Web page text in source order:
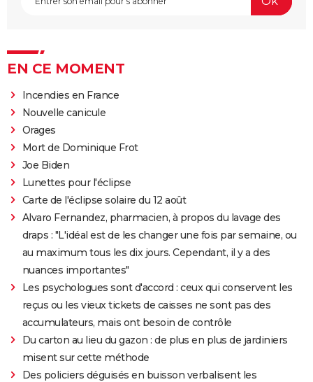
EN CE MOMENT
Incendies en France
Nouvelle canicule
Orages
Mort de Dominique Frot
Joe Biden
Lunettes pour l'éclipse
Carte de l'éclipse solaire du 12 août
Alvaro Fernandez, pharmacien, à propos du lavage des
draps : "L'idéal est de les changer une fois par semaine, ou
au maximum tous les dix jours. Cependant, il y a des
nuances importantes"
Les psychologues sont d'accord : ceux qui conservent les
reçus ou les vieux tickets de caisses ne sont pas des
accumulateurs, mais ont besoin de contrôle
Du carton au lieu du gazon : de plus en plus de jardiniers
misent sur cette méthode
Des policiers déguisés en buisson verbalisent les